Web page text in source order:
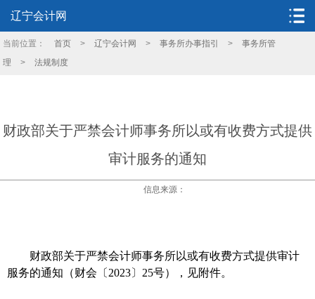
辽宁会计网
当前位置： 首页 > 辽宁会计网 > 事务所办事指引 >
事务所管
理
> 法规制度
财政部关于严禁会计师事务所以或有收费方式提供
审计服务的通知
信息来源：
财政部关于严禁会计师事务所以或有收费方式提供审计
服务的通知（财会〔2023〕25号），见附件。